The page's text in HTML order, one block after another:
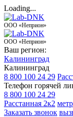
Loading...
ООО «Неприон»
ООО «Неприон»
Ваш регион:
Калининград
Калининград
8 800 100 24 29
Телефон горячей
8 800 100 24 29
Расстанная 2к2
Заказать звонок